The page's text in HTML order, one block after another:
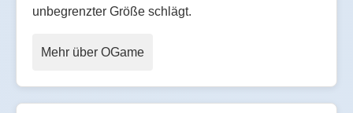
unbegrenzter Größe schlägt.
Mehr über OGame